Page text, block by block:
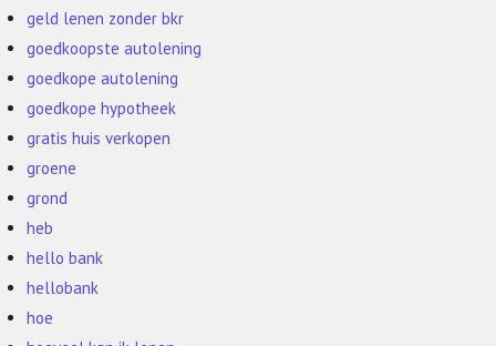
geld lenen zonder bkr
goedkoopste autolening
goedkope autolening
goedkope hypotheek
gratis huis verkopen
groene
grond
heb
hello bank
hellobank
hoe